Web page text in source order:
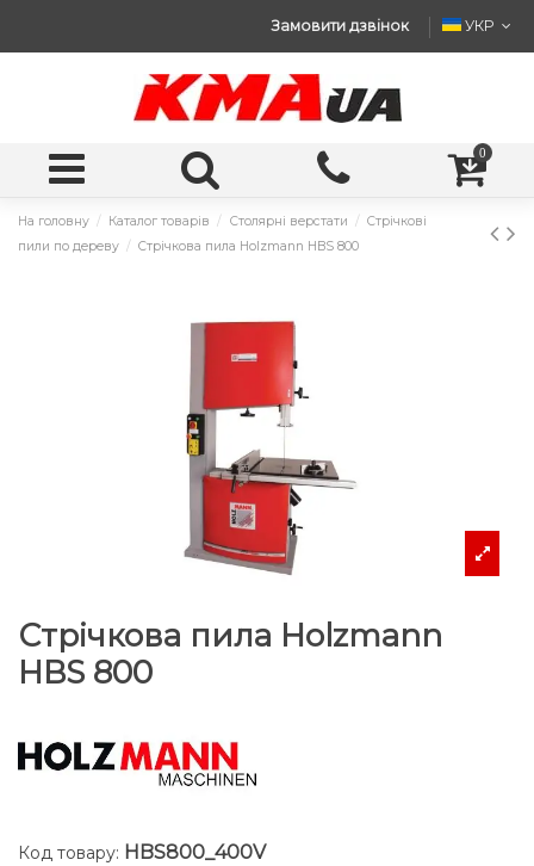
Замовити дзвінок УКР
0
На головну Каталог товарів Столярні верстати
Cтрічкові
пили по дереву
Стрічкова пила Holzmann HBS 800
Стрічкова пила Holzmann
HBS 800
Код товару: HBS800_400V